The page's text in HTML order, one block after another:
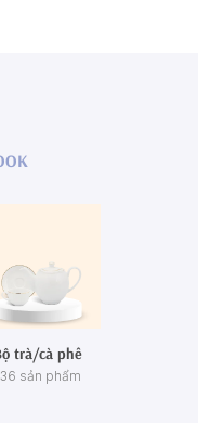
trà/cà phê
sản phẩm